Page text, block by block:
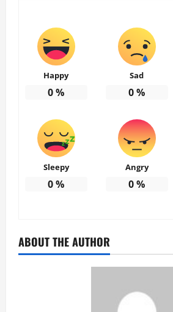
Happy
0%
Sad
0%
Sleepy
0%
Angry
0%
ABOUT THE AUTHOR